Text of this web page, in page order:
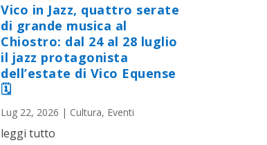
Vico in Jazz, quattro serate
di grande musica al
Chiostro: dal 24 al 28 luglio
il jazz protagonista
dell’estate di Vico Equense
🗓
Lug 22, 2026 | Cultura, Eventi
leggi tutto